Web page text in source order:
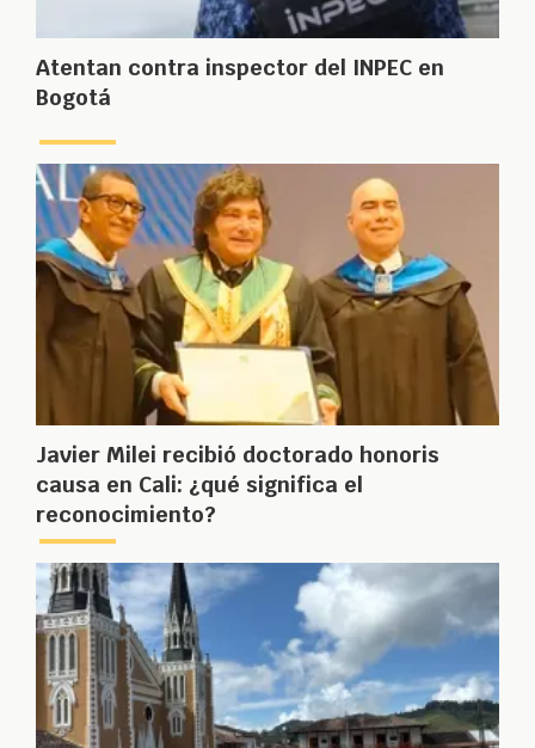
Atentan contra inspector del INPEC en
Bogotá
Javier Milei recibió doctorado honoris
causa en Cali: ¿qué significa el
reconocimiento?